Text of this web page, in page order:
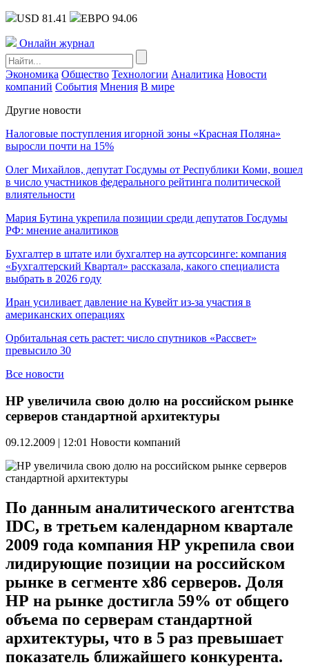
USD 81.41 ЕВРО 94.06
Онлайн журнал
Экономика Общество Технологии Аналитика Новости
компаний События Мнения В мире
Другие новости
Налоговые поступления игорной зоны «Красная Поляна»
выросли почти на 15%
Олег Михайлов, депутат Госдумы от Республики Коми, вошел
в число участников федерального рейтинга политической
влиятельности
Мария Бутина укрепила позиции среди депутатов Госдумы
РФ: мнение аналитиков
Бухгалтер в штате или бухгалтер на аутсорсинге: компания
«Бухгалтерский Квартал» рассказала, какого специалиста
выбрать в 2026 году
Иран усиливает давление на Кувейт из-за участия в
американских операциях
Орбитальная сеть растет: число спутников «Рассвет»
превысило 30
Все новости
НР увеличила свою долю на российском рынке
серверов стандартной архитектуры
09.12.2009 | 12:01 Новости компаний
По данным аналитического агентства
IDC, в третьем календарном квартале
2009 года компания HР укрепила свои
лидирующие позиции на российском
рынке в сегменте x86 серверов. Доля
НР на рынке достигла 59% от общего
объема по серверам стандартной
архитектуры, что в 5 раз превышает
показатель ближайшего конкурента.